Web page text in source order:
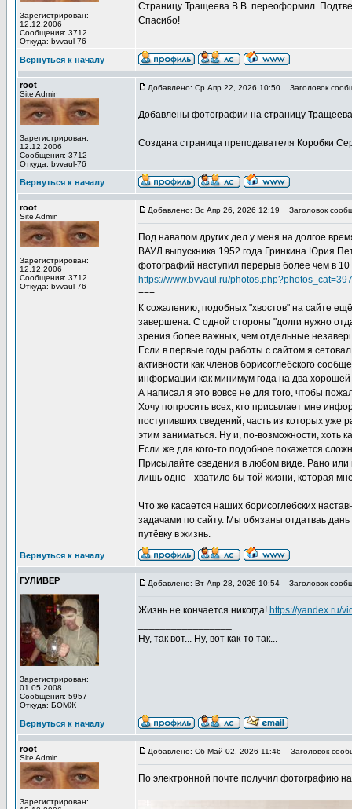
Зарегистрирован:
12.12.2006
Сообщения: 3712
Откуда: bvvaul-76
Страницу Тращеева В.В. переоформил.
Спасибо!
Вернуться к началу
root
Site Admin
Зарегистрирован:
12.12.2006
Сообщения: 3712
Откуда: bvvaul-76
Добавлено: Ср Апр 22, 2026 10:50 Заголовок
Добавлены фотографии на страницу
Создана страница преподавателя Коробки
Вернуться к началу
root
Site Admin
Зарегистрирован:
12.12.2006
Сообщения: 3712
Откуда: bvvaul-76
Добавлено: Вс Апр 26, 2026 12:19 Заголовок
Под навалом других дел у меня на долгое
ВАУЛ выпускника 1952 года Гринкина Юрия
фотографий наступил перерыв более чем в
https://www.bvvaul.ru/
===
К сожалению, подобных "хвостов" на сайте
завершена. С одной стороны "долги нужно
зрения более важных, чем отдельные
Если в первые годы работы с сайтом я
активности как членов борисоглебского
информации как минимум года на два
А написал я это вовсе не для того, чтобы
Хочу попросить всех, кто присылает мне
поступивших сведений, часть из которых
этим заниматься. Ну и, по-возможности, хоть
Если же для кого-то подобное покажется
Присылайте сведения в любом виде. Рано или
лишь одно - хватило бы той жизни, которая
Что же касается наших борисоглебских
задачами по сайту. Мы обязаны отдатваь
путёвку в жизнь.
Вернуться к началу
ГУЛИВЕР
Зарегистрирован:
01.05.2008
Сообщения: 5957
Откуда: БОМЖ
Добавлено: Вт Апр 28, 2026 10:54 Заголовок
Жизнь не кончается никогда! https://yandex.ru/
Ну, так вот... Ну, вот как-то так...
Вернуться к началу
root
Site Admin
Зарегистрирован:
Добавлено: Сб Май 02, 2026 11:46 Заголовок
По электронной почте получил фотографию